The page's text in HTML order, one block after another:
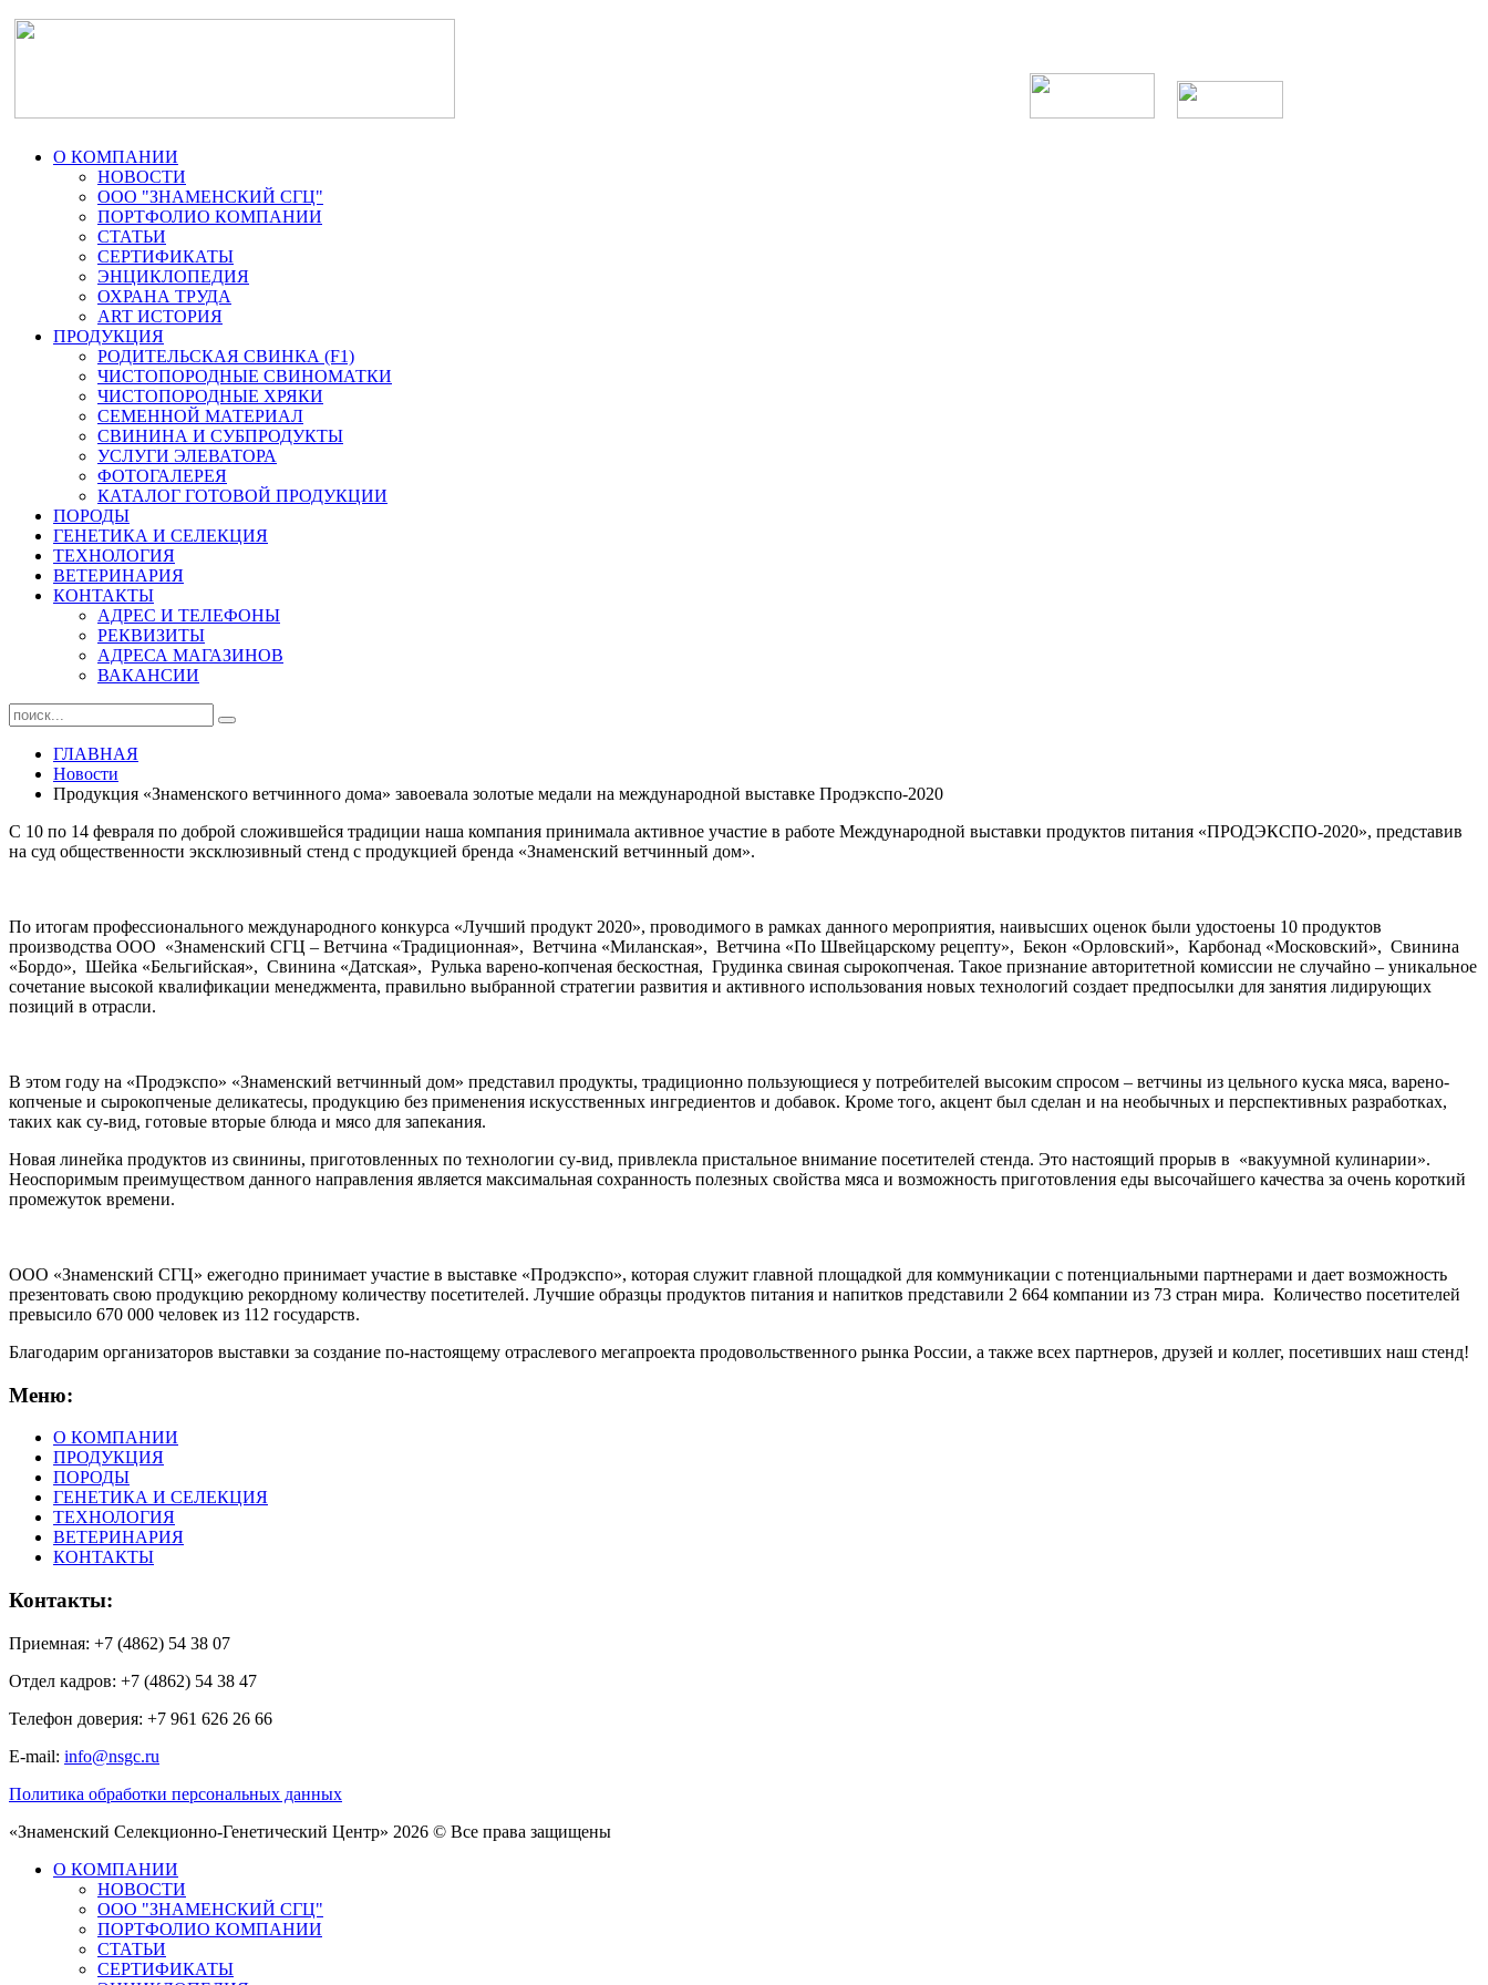
О КОМПАНИИ
НОВОСТИ
ООО "ЗНАМЕНСКИЙ СГЦ"
ПОРТФОЛИО КОМПАНИИ
СТАТЬИ
СЕРТИФИКАТЫ
ЭНЦИКЛОПЕДИЯ
ОХРАНА ТРУДА
ART ИСТОРИЯ
ПРОДУКЦИЯ
РОДИТЕЛЬСКАЯ СВИНКА (F1)
ЧИСТОПОРОДНЫЕ СВИНОМАТКИ
ЧИСТОПОРОДНЫЕ ХРЯКИ
СЕМЕННОЙ МАТЕРИАЛ
СВИНИНА И СУБПРОДУКТЫ
УСЛУГИ ЭЛЕВАТОРА
ФОТОГАЛЕРЕЯ
КАТАЛОГ ГОТОВОЙ ПРОДУКЦИИ
ПОРОДЫ
ГЕНЕТИКА И СЕЛЕКЦИЯ
ТЕХНОЛОГИЯ
ВЕТЕРИНАРИЯ
КОНТАКТЫ
АДРЕС И ТЕЛЕФОНЫ
РЕКВИЗИТЫ
АДРЕСА МАГАЗИНОВ
ВАКАНСИИ
ГЛАВНАЯ
Новости
Продукция «Знаменского ветчинного дома» завоевала золотые медали на международной выставке Продэкспо-2020
С 10 по 14 февраля по доброй сложившейся традиции наша компания принимала активное участие в работе Международной выставки продуктов питания «ПРОДЭКСПО-2020», представив
на суд общественности эксклюзивный стенд с продукцией бренда «Знаменский ветчинный дом».
По итогам профессионального международного конкурса «Лучший продукт 2020», проводимого в рамках данного мероприятия, наивысших оценок были удостоены 10 продуктов
производства ООО «Знаменский СГЦ – Ветчина «Традиционная», Ветчина «Миланская», Ветчина «По Швейцарскому рецепту», Бекон «Орловский», Карбонад «Московский», Свинина
«Бордо», Шейка «Бельгийская», Свинина «Датская», Рулька варено-копченая бескостная, Грудинка свиная сырокопченая. Такое признание авторитетной комиссии не случайно – уникальное
сочетание высокой квалификации менеджмента, правильно выбранной стратегии развития и активного использования новых технологий создает предпосылки для занятия лидирующих
позиций в отрасли.
В этом году на «Продэкспо» «Знаменский ветчинный дом» представил продукты, традиционно пользующиеся у потребителей высоким спросом – ветчины из цельного куска мяса, варено-
копченые и сырокопченые деликатесы, продукцию без применения искусственных ингредиентов и добавок. Кроме того, акцент был сделан и на необычных и перспективных разработках,
таких как су-вид, готовые вторые блюда и мясо для запекания.
Новая линейка продуктов из свинины, приготовленных по технологии су-вид, привлекла пристальное внимание посетителей стенда. Это настоящий прорыв в «вакуумной кулинарии».
Неоспоримым преимуществом данного направления является максимальная сохранность полезных свойства мяса и возможность приготовления еды высочайшего качества за очень короткий
промежуток времени.
ООО «Знаменский СГЦ» ежегодно принимает участие в выставке «Продэкспо», которая служит главной площадкой для коммуникации с потенциальными партнерами и дает возможность
презентовать свою продукцию рекордному количеству посетителей. Лучшие образцы продуктов питания и напитков представили 2 664 компании из 73 стран мира. Количество посетителей
превысило 670 000 человек из 112 государств.
Благодарим организаторов выставки за создание по-настоящему отраслевого мегапроекта продовольственного рынка России, а также всех партнеров, друзей и коллег, посетивших наш стенд!
Меню:
О КОМПАНИИ
ПРОДУКЦИЯ
ПОРОДЫ
ГЕНЕТИКА И СЕЛЕКЦИЯ
ТЕХНОЛОГИЯ
ВЕТЕРИНАРИЯ
КОНТАКТЫ
Контакты:
Приемная: +7 (4862) 54 38 07
Отдел кадров: +7 (4862) 54 38 47
Телефон доверия: +7 961 626 26 66
E-mail: info@nsgc.ru
Политика обработки персональных данных
«Знаменский Селекционно-Генетический Центр» 2026 © Все права защищены
О КОМПАНИИ
НОВОСТИ
ООО "ЗНАМЕНСКИЙ СГЦ"
ПОРТФОЛИО КОМПАНИИ
СТАТЬИ
СЕРТИФИКАТЫ